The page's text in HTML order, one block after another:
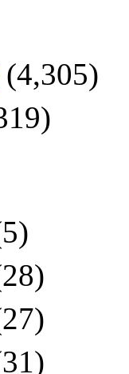
(4,305)